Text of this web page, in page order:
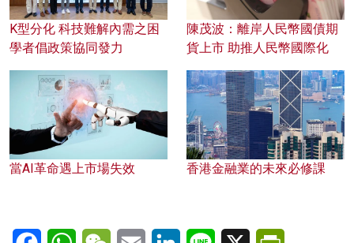
K型分化 科技難解內需之困
學者倡政策協同發力
陳茂波：離岸人民幣國債期
貨上市 助推人民幣國際化
當AI革命遇上市場失效 香港金融業的未來必修課
FacebookWhatsAppWeChatEmail LinkedInLine X